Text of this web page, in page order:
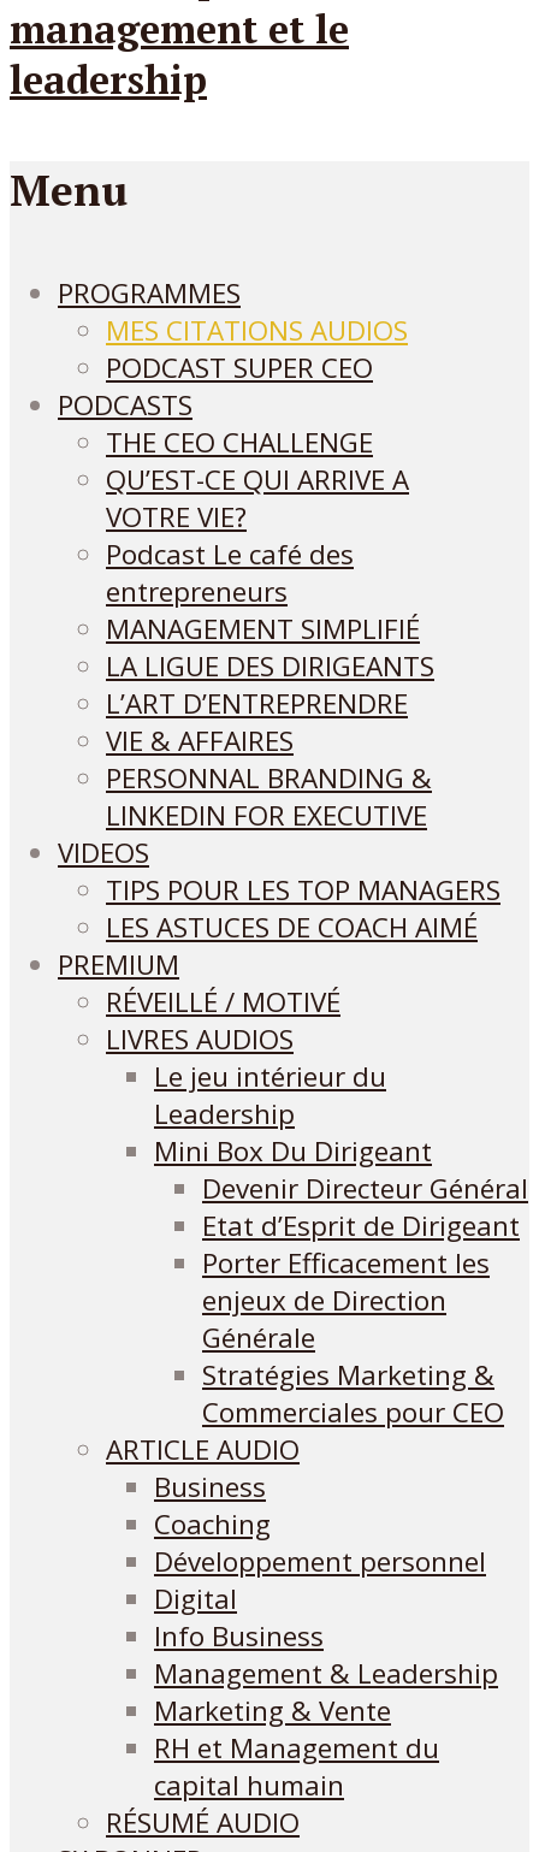
Menu
PROGRAMMES
MES CITATIONS AUDIOS
PODCAST SUPER CEO
PODCASTS
THE CEO CHALLENGE
QU’EST-CE QUI ARRIVE A
VOTRE VIE?
Podcast Le café des
entrepreneurs
MANAGEMENT SIMPLIFIÉ
LA LIGUE DES DIRIGEANTS
L’ART D’ENTREPRENDRE
VIE & AFFAIRES
PERSONNAL BRANDING &
LINKEDIN FOR EXECUTIVE
VIDEOS
TIPS POUR LES TOP MANAGERS
LES ASTUCES DE COACH AIMÉ
PREMIUM
RÉVEILLÉ / MOTIVÉ
LIVRES AUDIOS
Le jeu intérieur du
Leadership
Mini Box Du Dirigeant
Devenir Directeur Général
Etat d’Esprit de Dirigeant
Porter Efficacement les
enjeux de Direction
Générale
Stratégies Marketing &
Commerciales pour CEO
ARTICLE AUDIO
Business
Coaching
Développement personnel
Digital
Info Business
Management & Leadership
Marketing & Vente
RH et Management du
capital humain
RÉSUMÉ AUDIO